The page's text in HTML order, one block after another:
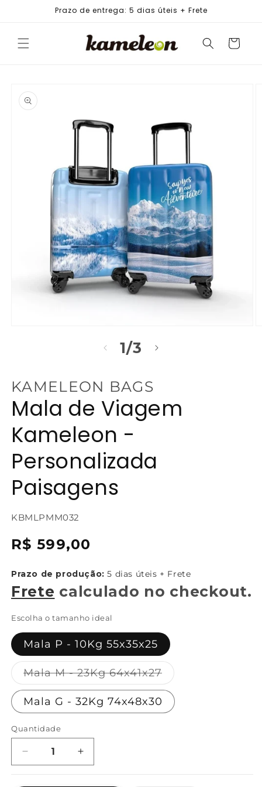
Prazo de entrega: 5 dias úteis + Frete
Carrinho
PRODUTO
1/de
3
KAMELEON BAGS
Mala de Viagem
Kameleon -
Personalizada
Paisagens
SKU:
sku
KBMLPMM032
Preço
R$ 599,00
Prazo de produção: 5 dias úteis + Frete
Frete calculado no checkout.
Escolha o tamanho ideal
Mala P - 10Kg 55x35x25
Mala M - 23Kg 64x41x27Variante
esgotada
ou
indisponível
Mala G - 32Kg 74x48x30
Quantidade
Diminuir
a
Aumentar
a